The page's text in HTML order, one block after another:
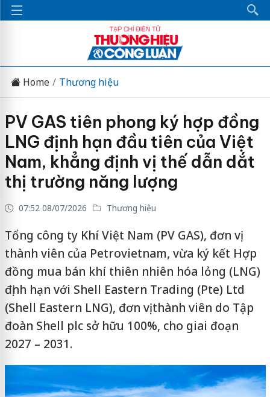
Home Thương hiệu
PV GAS tiên phong ký hợp đồng
LNG định hạn đầu tiên của Việt
Nam, khẳng định vị thế dẫn dắt
thị trường năng lượng
07:52 08/07/2026 Thương hiệu
Tổng công ty Khí Việt Nam (PV GAS), đơn vị
thành viên của Petrovietnam, vừa ký kết Hợp
đồng mua bán khí thiên nhiên hóa lỏng (LNG)
định hạn với Shell Eastern Trading (Pte) Ltd
(Shell Eastern LNG), đơn vị thành viên do Tập
đoàn Shell plc sở hữu 100%, cho giai đoạn
2027 – 2031.